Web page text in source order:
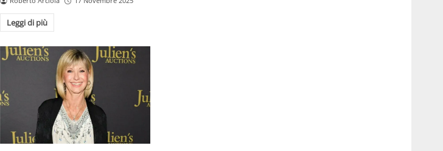
Leggi di più